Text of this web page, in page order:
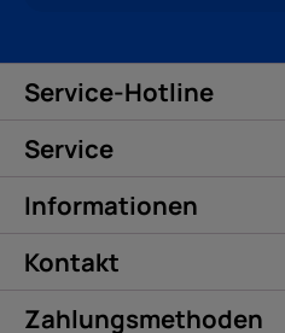
Service-Hotline
Service
Informationen
Kontakt
Zahlungsmethoden